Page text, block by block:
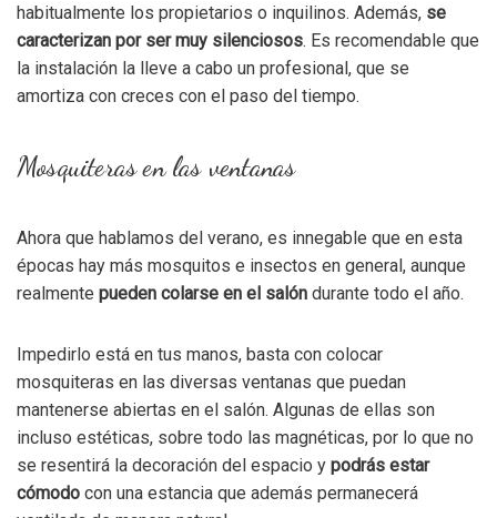
habitualmente los propietarios o inquilinos. Además, se
caracterizan por ser muy silenciosos. Es recomendable que
la instalación la lleve a cabo un profesional, que se
amortiza con creces con el paso del tiempo.
Mosquiteras en las ventanas
Ahora que hablamos del verano, es innegable que en esta
épocas hay más mosquitos e insectos en general, aunque
realmente pueden colarse en el salón durante todo el año.
Impedirlo está en tus manos, basta con colocar
mosquiteras en las diversas ventanas que puedan
mantenerse abiertas en el salón. Algunas de ellas son
incluso estéticas, sobre todo las magnéticas, por lo que no
se resentirá la decoración del espacio y podrás estar
cómodo con una estancia que además permanecerá